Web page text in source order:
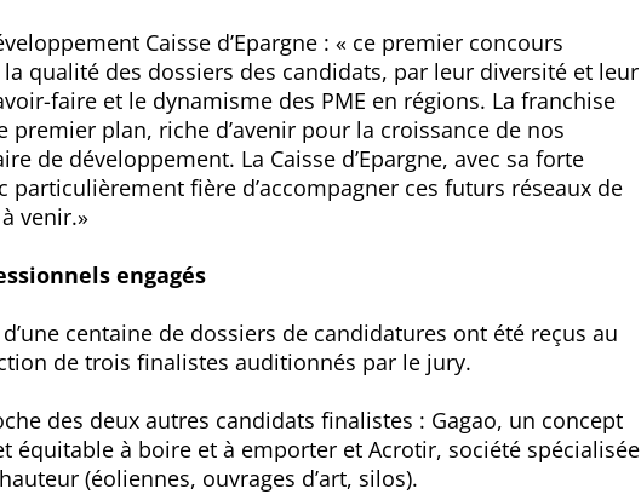
Caisse d’Epargne : « ce premier concours
qualité des dossiers des candidats, par leur diversité et leur
faire et le dynamisme des PME en régions. La franchise
plan, riche d’avenir pour la croissance de nos
de développement. La Caisse d’Epargne, avec sa forte
fière d’accompagner ces futurs réseaux de
venir.»
engagés
centaine de dossiers de candidatures ont été reçus au
de trois finalistes auditionnés par le jury.
des deux autres candidats finalistes : Gagao, un concept
équitable à boire et à emporter et Acrotir, société spécialisée
(éoliennes, ouvrages d’art, silos).